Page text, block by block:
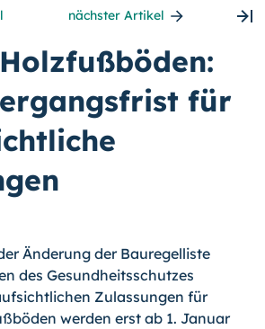
nächster Artikel
für
Änderung der Bauregelliste
des Gesundheitsschutzes
Zulassungen für
werden erst ab 1. Januar